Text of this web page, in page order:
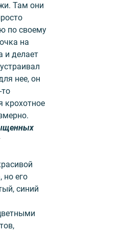
Там они
по своему
на
и делает
нее, он
крохотное
но его
синий